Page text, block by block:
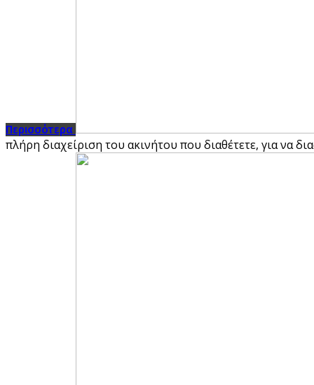
Περισσότερα
πλήρη διαχείριση του ακινήτου που διαθέτετε, για να